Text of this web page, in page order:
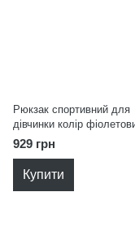
Рюкзак спортивний для
дівчинки колір
929 грн
Купити